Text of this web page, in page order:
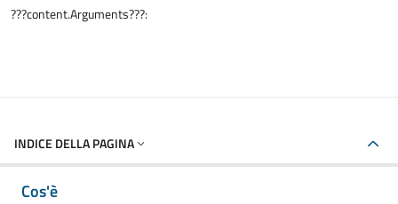
???content.Arguments???:
INDICE DELLA PAGINA
Cos'è